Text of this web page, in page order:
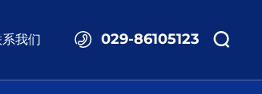
我们 029-86105123